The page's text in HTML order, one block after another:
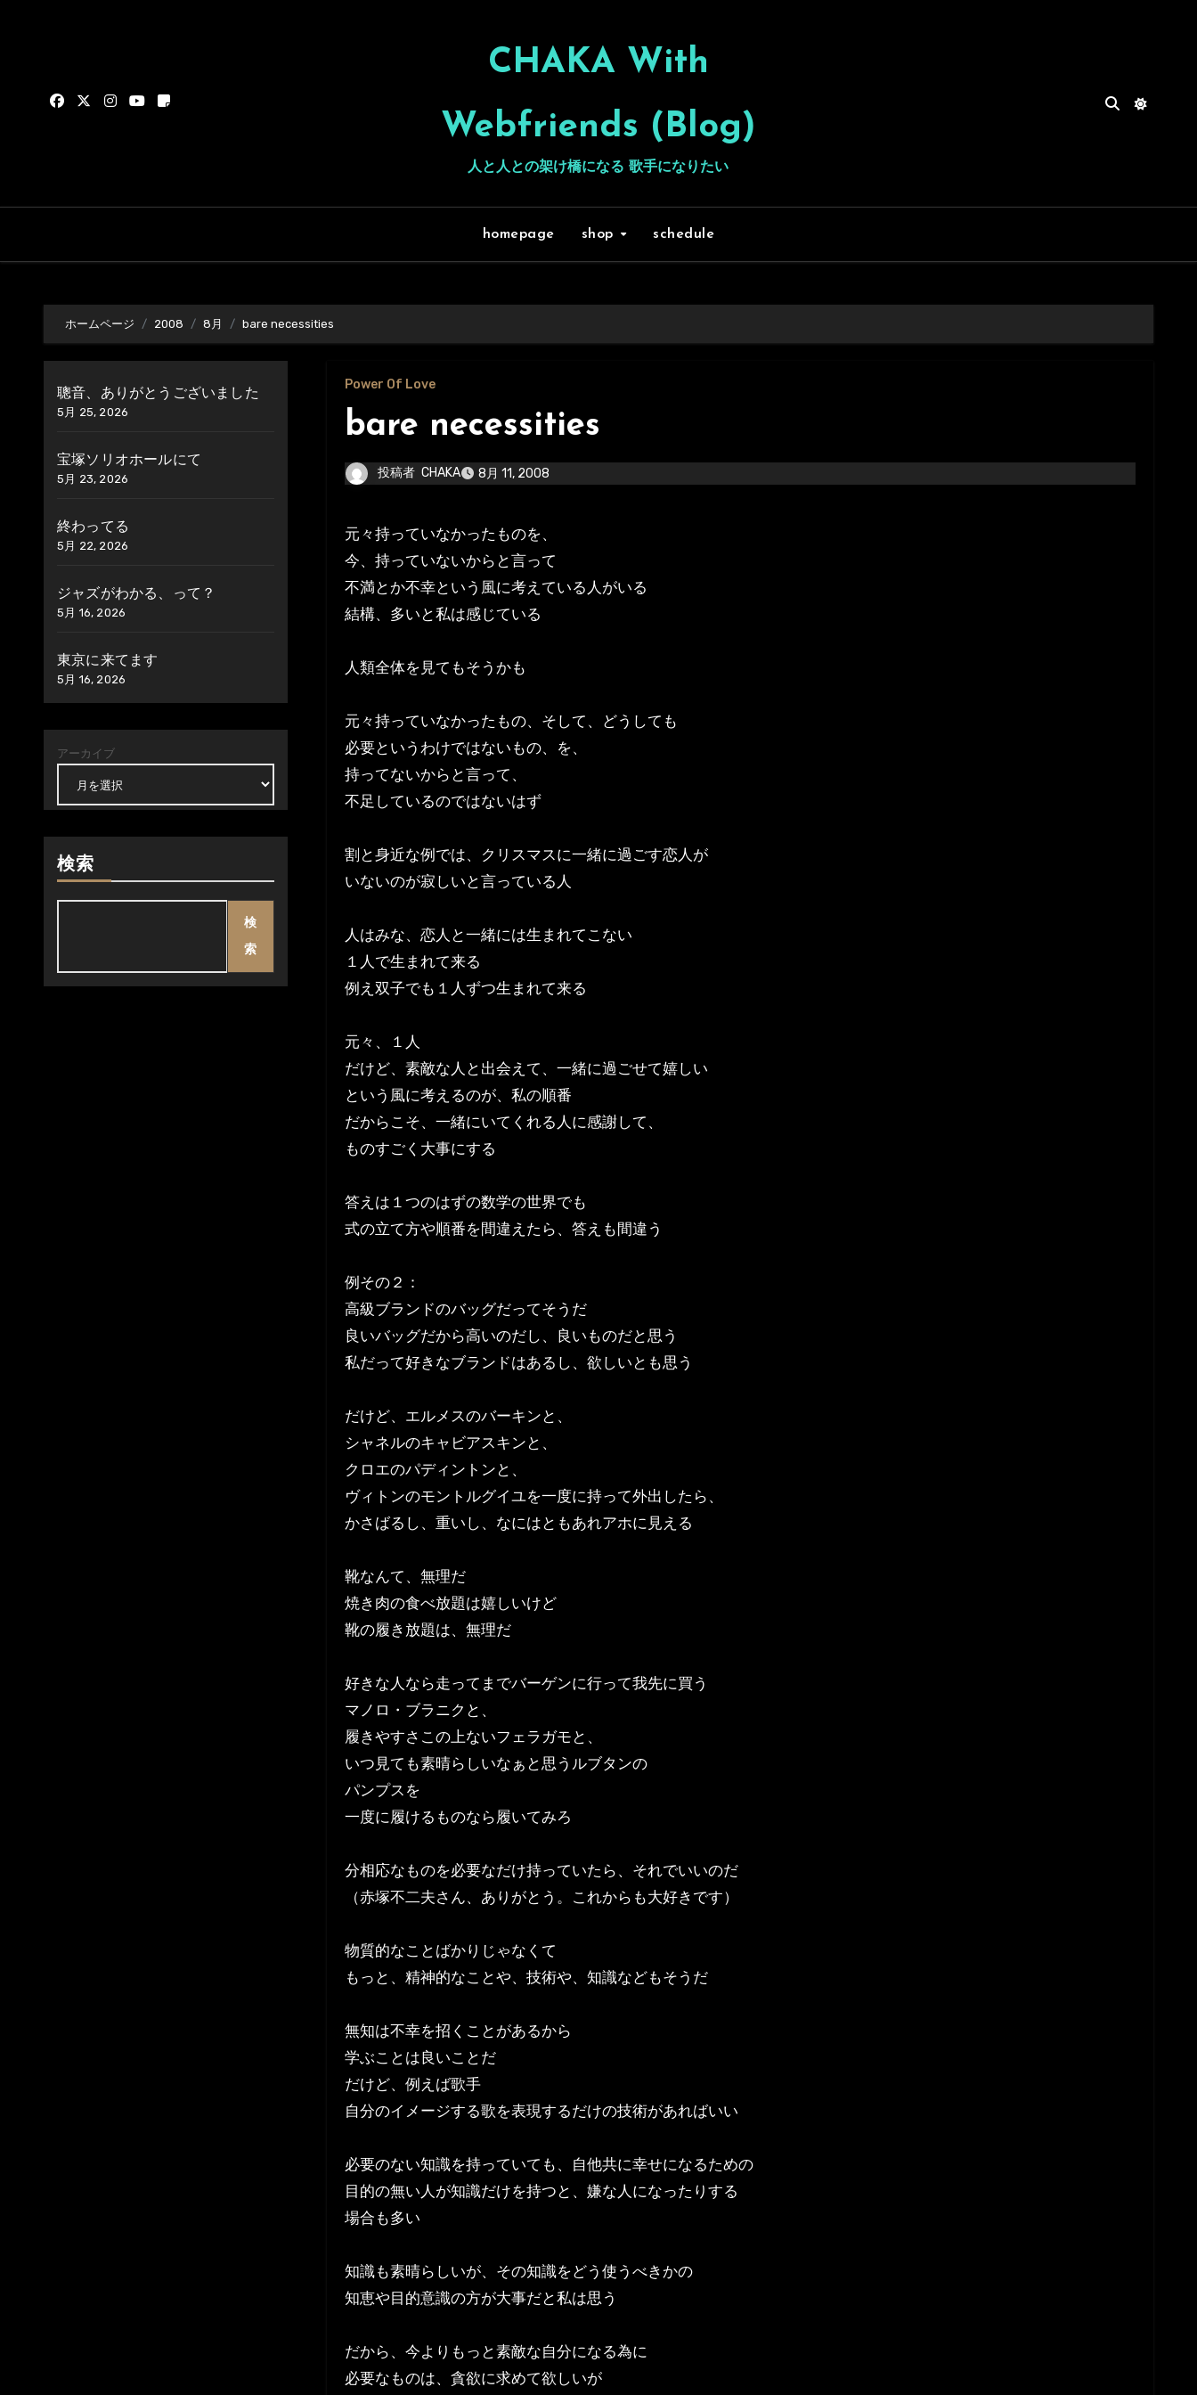
CHAKA With
Webfriends (Blog)
人と人との架け橋になる 歌手になりたい
homepage shop schedule
ホームページ 2008 8月 bare necessities
聰音、ありがとうございました
5月 25, 2026
宝塚ソリオホールにて
5月 23, 2026
終わってる
5月 22, 2026
ジャズがわかる、って？
5月 16, 2026
東京に来てます
5月 16, 2026
アーカイブ
検索
検
索
Power Of Love
bare necessities
投稿者 CHAKA 8月 11, 2008
元々持っていなかったものを、
今、持っていないからと言って
不満とか不幸という風に考えている人がいる
結構、多いと私は感じている
人類全体を見てもそうかも
元々持っていなかったもの、そして、どうしても
必要というわけではないもの、を、
持ってないからと言って、
不足しているのではないはず
割と身近な例では、クリスマスに一緒に過ごす恋人が
いないのが寂しいと言っている人
人はみな、恋人と一緒には生まれてこない
１人で生まれて来る
例え双子でも１人ずつ生まれて来る
元々、１人
だけど、素敵な人と出会えて、一緒に過ごせて嬉しい
という風に考えるのが、私の順番
だからこそ、一緒にいてくれる人に感謝して、
ものすごく大事にする
答えは１つのはずの数学の世界でも
式の立て方や順番を間違えたら、答えも間違う
例その２：
高級ブランドのバッグだってそうだ
良いバッグだから高いのだし、良いものだと思う
私だって好きなブランドはあるし、欲しいとも思う
だけど、エルメスのバーキンと、
シャネルのキャビアスキンと、
クロエのパディントンと、
ヴィトンのモントルグイユを一度に持って外出したら、
かさばるし、重いし、なにはともあれアホに見える
靴なんて、無理だ
焼き肉の食べ放題は嬉しいけど
靴の履き放題は、無理だ
好きな人なら走ってまでバーゲンに行って我先に買う
マノロ・ブラニクと、
履きやすさこの上ないフェラガモと、
いつ見ても素晴らしいなぁと思うルブタンの
パンプスを
一度に履けるものなら履いてみろ
分相応なものを必要なだけ持っていたら、それでいいのだ
（赤塚不二夫さん、ありがとう。これからも大好きです）
物質的なことばかりじゃなくて
もっと、精神的なことや、技術や、知識などもそうだ
無知は不幸を招くことがあるから
学ぶことは良いことだ
だけど、例えば歌手
自分のイメージする歌を表現するだけの技術があればいい
必要のない知識を持っていても、自他共に幸せになるための
目的の無い人が知識だけを持つと、嫌な人になったりする
場合も多い
知識も素晴らしいが、その知識をどう使うべきかの
知恵や目的意識の方が大事だと私は思う
だから、今よりもっと素敵な自分になる為に
必要なものは、貪欲に求めて欲しいが